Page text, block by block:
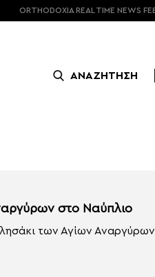
ORTHODOXIA REAL TIME NEWS
ΑΝΑΖΗΤΗΣΗ
στο Ναύπλιο
των Αγίων